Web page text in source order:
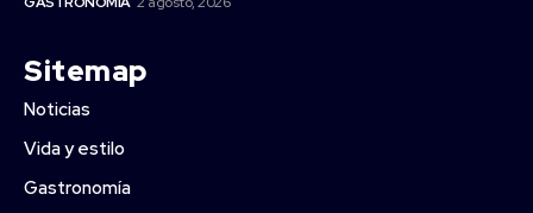
Sitemap
Noticias
Vida y estilo
Gastronomía